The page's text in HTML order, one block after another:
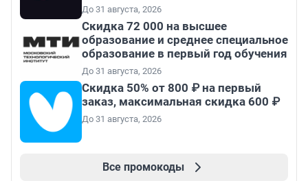
До 31 августа, 2026
Скидка 72 000 на высшее
образование и среднее специальное
образование в первый год обучения
До 31 августа, 2026
Скидка 50% от 800 ₽ на первый
заказ, максимальная скидка 600 ₽
До 31 августа, 2026
Все промокоды